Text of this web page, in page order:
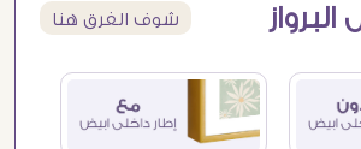
شوف الفرق هنا